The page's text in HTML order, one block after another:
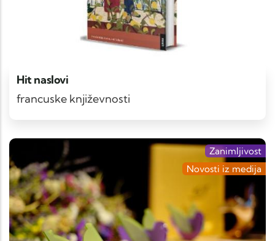
Hit naslovi
francuske književnosti
Zanimljivost
Novosti iz medija